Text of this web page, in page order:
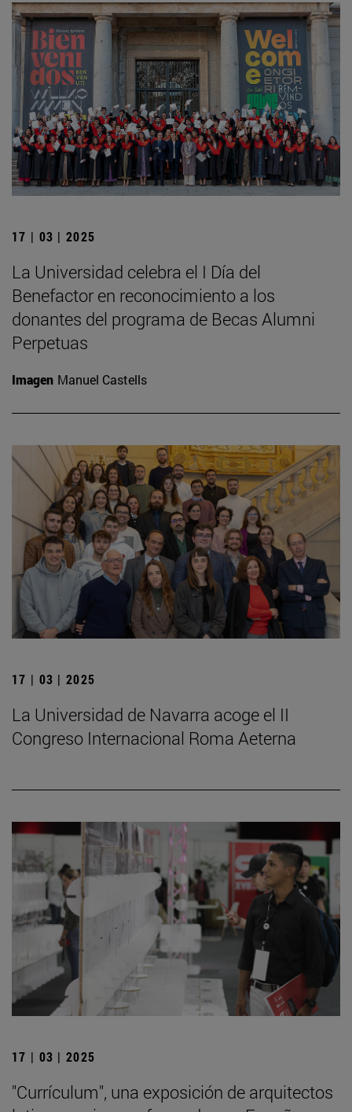
17 | 03 | 2025
La Universidad celebra el I Día del
Benefactor en reconocimiento a los
donantes del programa de Becas Alumni
Perpetuas
Imagen Manuel Castells
17 | 03 | 2025
La Universidad de Navarra acoge el II
Congreso Internacional Roma Aeterna
17 | 03 | 2025
"Currículum", una exposición de arquitectos